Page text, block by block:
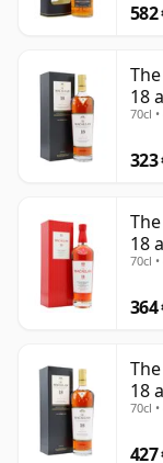
582
18
70cl
323
18
70cl
364
18
70cl
427